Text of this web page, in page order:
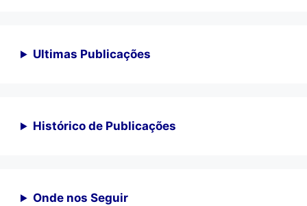
Ultimas Publicações
Histórico de Publicações
Onde nos Seguir